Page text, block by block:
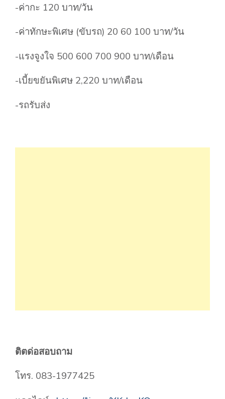
-ค่ากะ 120 บาท/วัน
-ค่าทักษะพิเศษ (ขับรถ) 20 60 100 บาท/วัน
-แรงจูงใจ 500 600 700 900 บาท/เดือน
-เบี้ยขยันพิเศษ 2,220 บาท/เดือน
-รถรับส่ง
ติตด่อสอบถาม
โทร. 083-1977425